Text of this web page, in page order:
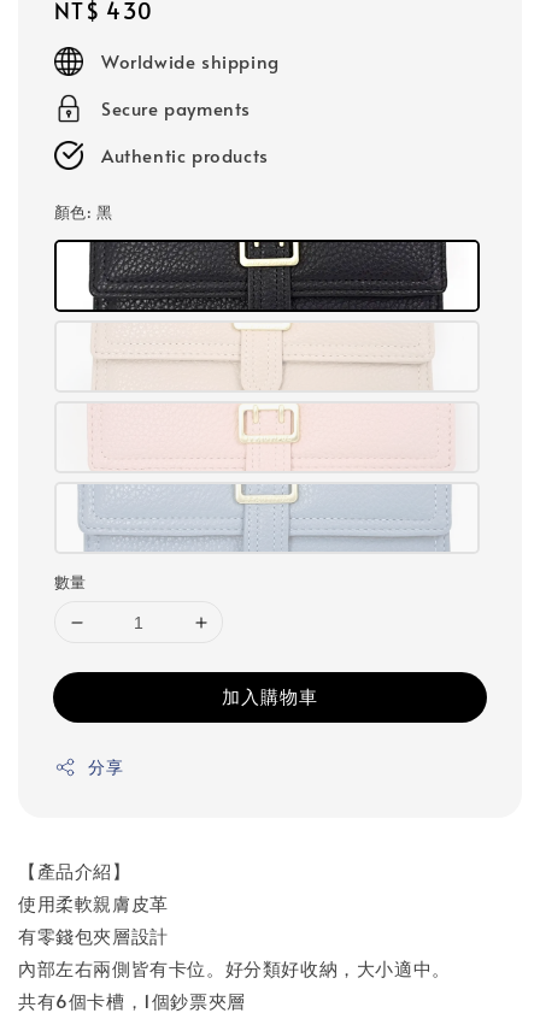
Regular
price
NT$ 430
Worldwide shipping
Secure payments
Authentic products
顏色: 黑
數量
加入購物車
分享
【產品介紹】
使用柔軟親膚皮革
有零錢包夾層設計
內部左右兩側皆有卡位。好分類好收納，大小適中。
共有6個卡槽，1個鈔票夾層